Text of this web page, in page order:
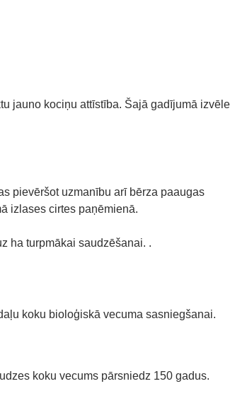
jauno kociņu attīstība. Šajā gadījumā izvēle
pievēršot uzmanību arī bērza paaugas
izlases cirtes paņēmienā.
ha turpmākai saudzēšanai. .
koku bioloģiskā vecuma sasniegšanai.
koku vecums pārsniedz 150 gadus.